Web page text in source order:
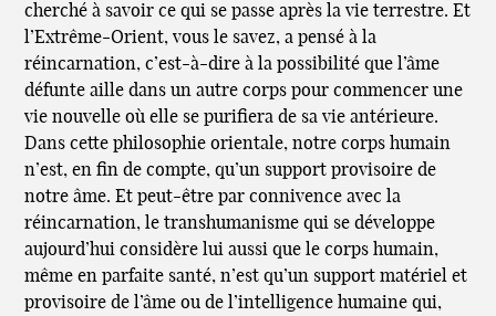
cherché à savoir ce qui se passe après la vie terrestre. Et
l’Extrême-Orient, vous le savez, a pensé à la
réincarnation, c’est-à-dire à la possibilité que l’âme
défunte aille dans un autre corps pour commencer une
vie nouvelle où elle se purifiera de sa vie antérieure.
Dans cette philosophie orientale, notre corps humain
n’est, en fin de compte, qu’un support provisoire de
notre âme. Et peut-être par connivence avec la
réincarnation, le transhumanisme qui se développe
aujourd’hui considère lui aussi que le corps humain,
même en parfaite santé, n’est qu’un support matériel et
provisoire de l’âme ou de l’intelligence humaine qui,